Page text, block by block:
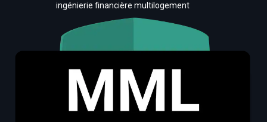
ingénierie financière multilogement